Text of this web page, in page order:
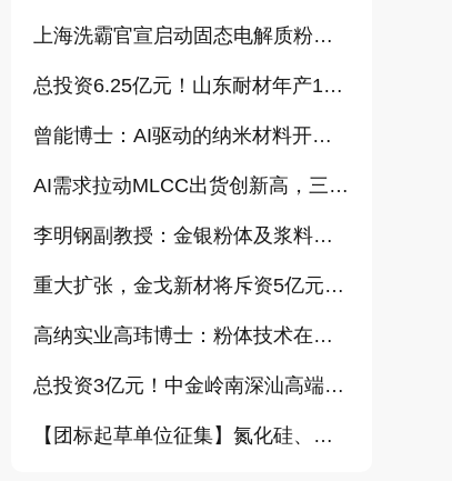
上海洗霸官宣启动固态电解质粉体产业化项目
总投资6.25亿元！山东耐材年产15万吨高科技新材料项目正式开工
曾能博士：AI驱动的纳米材料开发新范式技术研究及基地建设（报告）
AI需求拉动MLCC出货创新高，三星、太阳诱电相继涨价
李明钢副教授：金银粉体及浆料增值化路径探讨（报告）
重大扩张，金戈新材将斥资5亿元打造“功能性粉体新材料智能制造基地”
高纳实业高玮博士：粉体技术在电池材料工业中的进展与需求（报告）
总投资3亿元！中金岭南深汕高端金属复合材料扩产项目正式开工
【团标起草单位征集】氮化硅、金刚石、碳化铪、氧化铝等